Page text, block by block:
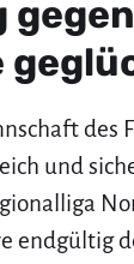
des
und
endgültig